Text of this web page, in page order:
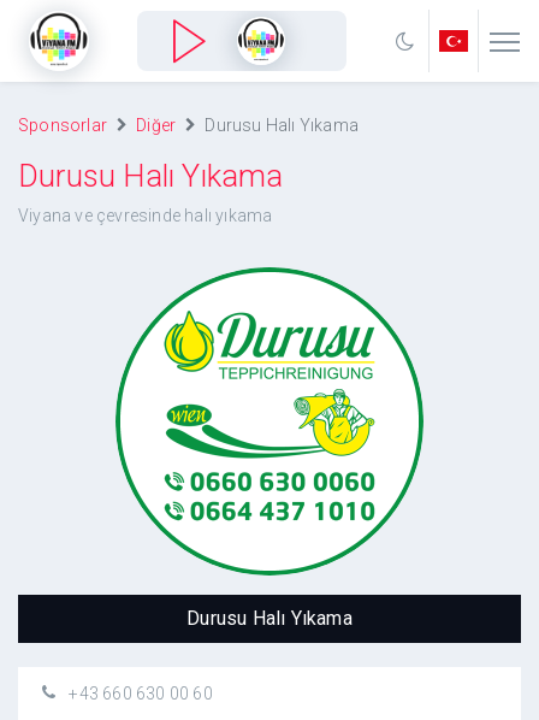
Sponsorlar Diğer Durusu Halı Yıkama
Durusu Halı Yıkama
Viyana ve çevresinde halı yıkama
Durusu Halı Yıkama
Durusu Halı Yıkama
+43 660 630 00 60